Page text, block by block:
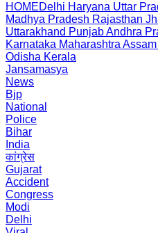
HOMEDelhi Haryana Uttar
Madhya Pradesh Rajasthan
Uttarakhand PunjabAndhra
Karnataka Maharashtra Assam
Odisha Kerala
Jansamasya
News
Bjp
National
Police
Bihar
India
कांग्रेस
Gujarat
Accident
Congress
Modi
Delhi